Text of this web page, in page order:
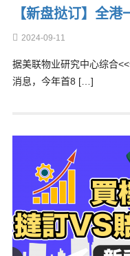
【新盘挞订】全港
2024-09-11
据美联物业研究中心综合
消息，今年首8 […]